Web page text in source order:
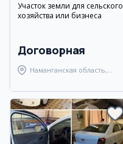
Участок земли для сельского
хозяйства или бизнеса
Договорная
Наманганская область,